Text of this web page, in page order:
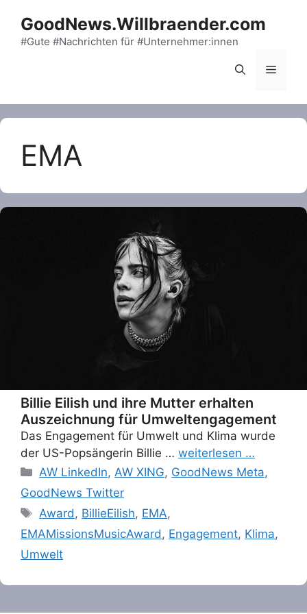
content
GoodNews.Willbraender.com
#Gute #Nachrichten für #Unternehmer:innen
Menu
EMA
Billie Eilish und ihre Mutter erhalten
Auszeichnung für Umweltengagement
Das Engagement für Umwelt und Klima wurde
der US-Popsängerin Billie … weiterlesen …
Categories
AW LinkedIn, AW XING, GoodNews Meta,
GoodNews Twitter
Tags
Award , BillieEilish, EMA,
EMAMissionsMusicAward , Engagement, Klima,
Umwelt